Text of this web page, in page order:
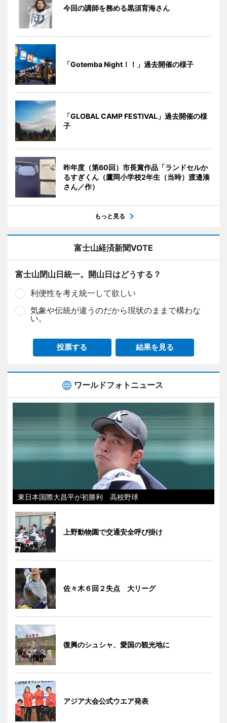
今回の講師を務める黒須育海さん
「Gotemba Night！！」過去開催の様子
「GLOBAL CAMP FESTIVAL」過去開催の様
子
昨年度（第60回）市長賞作品「ランドセルか
るすぎくん（鷹岡小学校2年生（当時）渡邉湊
さん／作）
もっと見る
富士山経済新聞VOTE
富士山閉山日統一。開山日はどうする？
利便性を考え統一して欲しい
気象や伝統が違うのだから現状のままで構わな
い。
投票する 結果を見る
ワールドフォトニュース
東日本国際大昌平が初勝利 高校野球
上野動物園で交通安全呼び掛け
佐々木６回２失点 大リーグ
復興のシュシャ、愛国の観光地に
アジア大会公式ウエア発表